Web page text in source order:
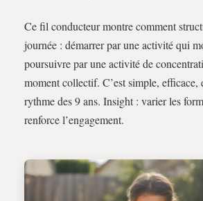
Ce fil conducteur montre comment
journée : démarrer par une activité qui
poursuivre par une activité de
moment collectif. C’est simple, efficace,
rythme des 9 ans. Insight : varier les
renforce l’engagement.